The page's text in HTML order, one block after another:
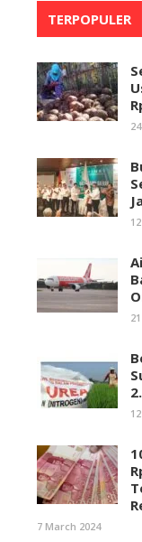
TERPOPULER
7 March 2024